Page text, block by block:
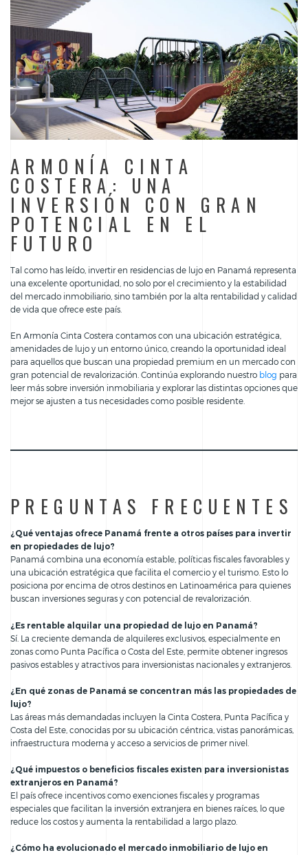
ARMONÍA CINTA
COSTERA: UNA
INVERSIÓN CON GRAN
POTENCIAL EN EL
FUTURO
Tal como has leído, invertir en residencias de lujo en Panamá representa
una excelente oportunidad, no solo por el crecimiento y la estabilidad
del mercado inmobiliario, sino también por la alta rentabilidad y calidad
de vida que ofrece este país.
En Armonía Cinta Costera contamos con una ubicación estratégica,
amenidades de lujo y un entorno único, creando la oportunidad ideal
para aquellos que buscan una propiedad premium en un mercado con
gran potencial de revalorización. Continúa explorando nuestro blog para
leer más sobre inversión inmobiliaria y explorar las distintas opciones que
mejor se ajusten a tus necesidades como posible residente.
PREGUNTAS FRECUENTES
¿Qué ventajas ofrece Panamá frente a otros países para invertir
en propiedades de lujo?
Panamá combina una economía estable, políticas fiscales favorables y
una ubicación estratégica que facilita el comercio y el turismo. Esto lo
posiciona por encima de otros destinos en Latinoamérica para quienes
buscan inversiones seguras y con potencial de revalorización.
¿Es rentable alquilar una propiedad de lujo en Panamá?
Sí. La creciente demanda de alquileres exclusivos, especialmente en
zonas como Punta Pacífica o Costa del Este, permite obtener ingresos
pasivos estables y atractivos para inversionistas nacionales y extranjeros.
¿En qué zonas de Panamá se concentran más las propiedades de
lujo?
Las áreas más demandadas incluyen la Cinta Costera, Punta Pacífica y
Costa del Este, conocidas por su ubicación céntrica, vistas panorámicas,
infraestructura moderna y acceso a servicios de primer nivel.
¿Qué impuestos o beneficios fiscales existen para inversionistas
extranjeros en Panamá?
El país ofrece incentivos como exenciones fiscales y programas
especiales que facilitan la inversión extranjera en bienes raíces, lo que
reduce los costos y aumenta la rentabilidad a largo plazo.
¿Cómo ha evolucionado el mercado inmobiliario de lujo en